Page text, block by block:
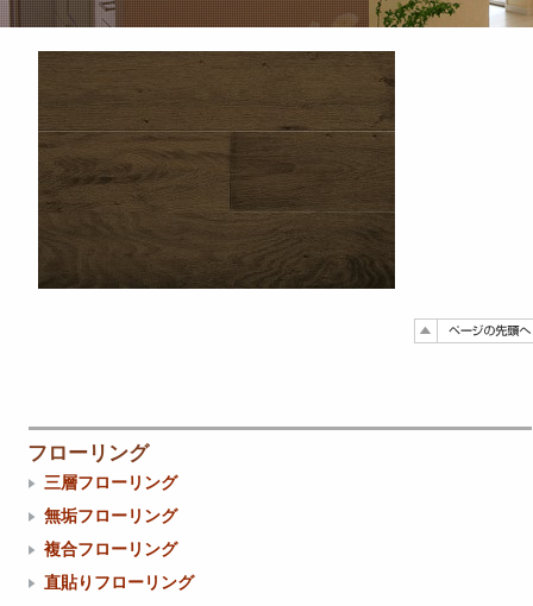
フローリング
三層フローリング
無垢フローリング
複合フローリング
直貼りフローリング